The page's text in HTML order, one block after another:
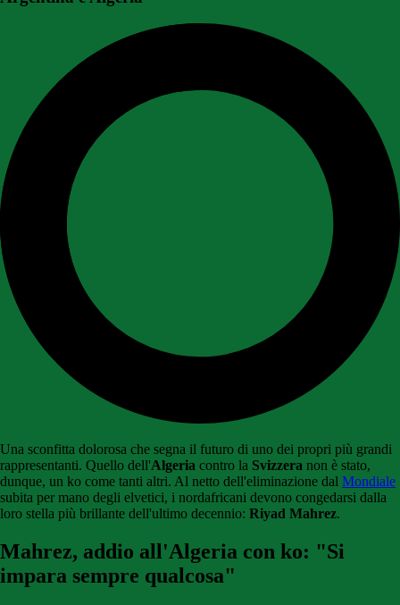
Una sconfitta dolorosa che segna il futuro di uno dei propri più grandi
rappresentanti. Quello dell'Algeria contro la Svizzera non è stato,
dunque, un ko come tanti altri. Al netto dell'eliminazione dal Mondiale
subita per mano degli elvetici, i nordafricani devono congedarsi dalla
loro stella più brillante dell'ultimo decennio: Riyad Mahrez.
Mahrez, addio all'Algeria con ko: "Si
impara sempre qualcosa"